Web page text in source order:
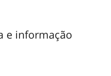
e informação